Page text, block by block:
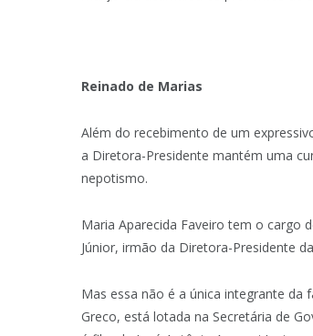
Reinado de Marias
Além do recebimento de um
a Diretora-Presidente mantém uma
nepotismo.
Maria Aparecida Faveiro tem o cargo
Júnior, irmão da Diretora-Presidente
Mas essa não é a única integrante da
Greco, está lotada na Secretária de